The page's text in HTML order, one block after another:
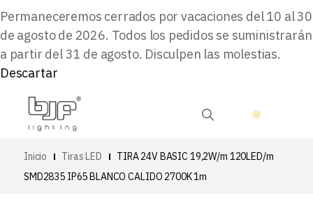
Permaneceremos cerrados por vacaciones del 10 al 30
de agosto de 2026. Todos los pedidos se suministrarán
a partir del 31 de agosto. Disculpen las molestias.
Descartar
Inicio Tiras LED
TIRA 24V BASIC 19,2W/m 120LED/m
SMD2835 IP65 BLANCO CALIDO 2700K 1m